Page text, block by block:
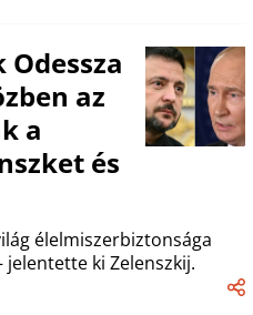
az
a
és
élelmiszerbiztonsága
ki Zelenszkij.